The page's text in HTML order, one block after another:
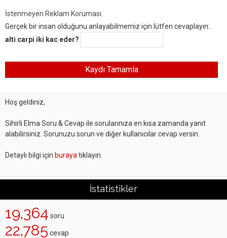
İstenmeyen Reklam Koruması:
Gerçek bir insan olduğunu anlayabilmemiz için lütfen cevaplayın:.
alti carpi iki kac eder?
Hoş geldiniz,
Sihirli Elma Soru & Cevap ile sorularınıza en kısa zamanda yanıt
alabilirsiniz. Sorunuzu sorun ve diğer kullanıcılar cevap versin.
Detaylı bilgi için buraya tıklayın.
İstatistikler
19,364 soru
22,785 cevap